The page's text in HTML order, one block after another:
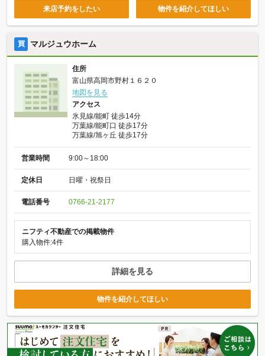
来店予約をしたい 物件を紹介してほしい
買 マルジュウホーム
住所
富山県高岡市野村１６２０
地図を見る
アクセス
氷見線/能町 徒歩14分
万葉線/能町口 徒歩17分
万葉線/旭ヶ丘 徒歩17分
営業時間 9:00～18:00
定休日 日曜・祝祭日
電話番号 0766-21-2177
ニフティ不動産での掲載物件
購入物件:4件
詳細を見る
物件を紹介してほしい